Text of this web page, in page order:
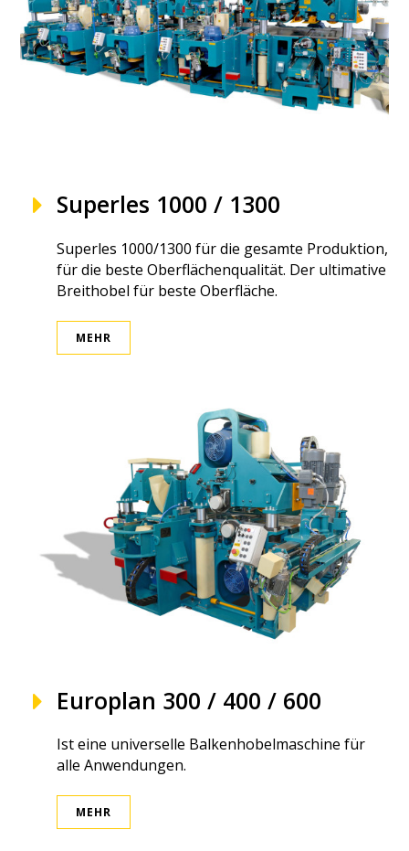
Superles 1000 / 1300
Superles 1000/1300 für die gesamte Produktion,
für die beste Oberflächenqualität. Der ultimative
Breithobel für beste Oberfläche.
MEHR
Europlan 300 / 400 / 600
Ist eine universelle Balkenhobelmaschine für
alle Anwendungen.
MEHR